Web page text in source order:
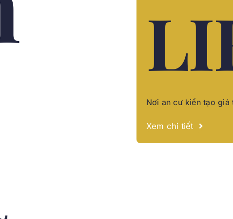
Nơi an cư kiến tạo giá
Xem chi tiết